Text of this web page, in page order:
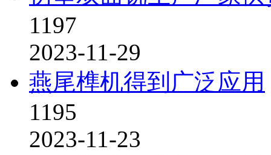
1197
2023-11-29
燕尾榫机得到广泛应用
1195
2023-11-23